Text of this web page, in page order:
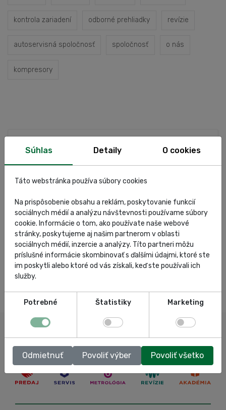
kontrola zariadení odborné prehliadky revízie
autoservisná spoločnosť spoločnosť o nás
kompresory
Súhlas Detaily O cookies
Táto webstránka používa súbory cookies
Na prispôsobenie obsahu a reklám, poskytovanie funkcií
sociálnych médií a analýzu návštevnosti používame súbory
cookie. Informácie o tom, ako používate naše webové
stránky, poskytujeme aj našim partnerom v oblasti
sociálnych médií, inzercie a analýzy. Títo partneri môžu
príslušné informácie skombinovať s ďalšími údajmi, ktoré ste
im poskytli alebo ktoré od vás získali, keď ste používali ich
služby.
Potrebné Štatistiky Marketing
Odmietnuť Povoliť výber Povoliť všetko